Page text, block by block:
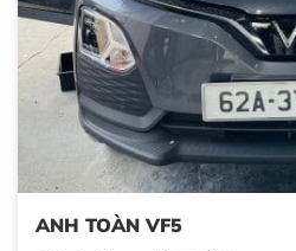
ANH TOÀN VF5